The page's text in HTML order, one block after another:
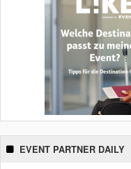
EVENT PARTNER DAILY